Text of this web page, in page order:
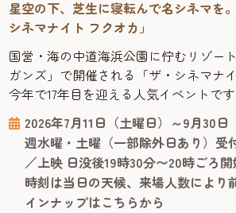
星空の下、芝生に寝転んで名シネマを
シネマナイト フクオカ」
国営・海の中道海浜公園に佇むリゾー
ガンズ」で開催される「ザ・シネマナ
今年で17年目を迎える人気イベントで
時30分〜20時ごろスタートするので、
あとも楽しめます。ジャンルはハリウ
が楽しめる映画まで幅広く、字幕・吹
回もあり、旅行者でも気軽に立ち寄れ
インナップは、ルイ...
2026年7月11日（土曜日）～9月30
週水曜・土曜（一部除外日あり）受
／上映 日没後19時30分〜20時ごろ
時刻は当日の天候、来場人数により
インナップはこちらから